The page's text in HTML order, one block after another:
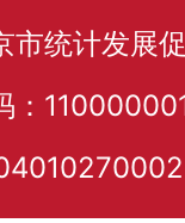
市统计发展
：